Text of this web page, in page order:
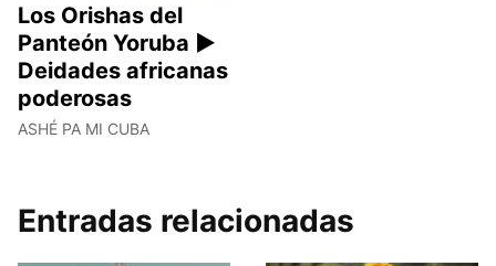
Los Orishas del
Panteón Yoruba ►
Deidades africanas
poderosas
ASHÉ PA MI CUBA
Entradas relacionadas